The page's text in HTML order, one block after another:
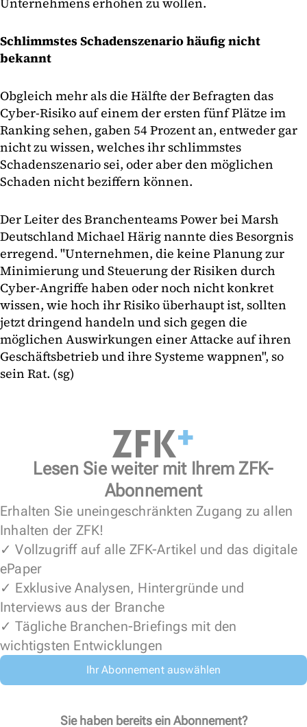
Schlimmstes Schadenszenario häufig nicht
bekannt
Obgleich mehr als die Hälfte der Befragten das
Cyber-Risiko auf einem der ersten fünf Plätze im
Ranking sehen, gaben 54 Prozent an, entweder gar
nicht zu wissen, welches ihr schlimmstes
Schadenszenario sei, oder aber den möglichen
Schaden nicht beziffern können.
Der Leiter des Branchenteams Power bei Marsh
Deutschland Michael Härig nannte dies Besorgnis
erregend. "Unternehmen, die keine Planung zur
Minimierung und Steuerung der Risiken durch
Cyber-Angriffe haben oder noch nicht konkret
wissen, wie hoch ihr Risiko überhaupt ist, sollten
jetzt dringend handeln und sich gegen die
möglichen Auswirkungen einer Attacke auf ihren
Geschäftsbetrieb und ihre Systeme wappnen", so
sein Rat. (sg)
Lesen Sie weiter mit Ihrem ZFK-
Abonnement
Erhalten Sie uneingeschränkten Zugang zu allen
Inhalten der ZFK!
✓ Vollzugriff auf alle ZFK-Artikel und das digitale
ePaper
✓ Exklusive Analysen, Hintergründe und
Interviews aus der Branche
✓ Tägliche Branchen-Briefings mit den
wichtigsten Entwicklungen
Ihr Abonnement auswählen
Sie haben bereits ein Abonnement?